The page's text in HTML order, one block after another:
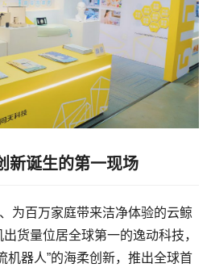
新诞生的第一现场
为百万家庭带来洁净体验的云鲸
货量位居全球第一的逸动科技，
机器人”的海柔创新，推出全球首